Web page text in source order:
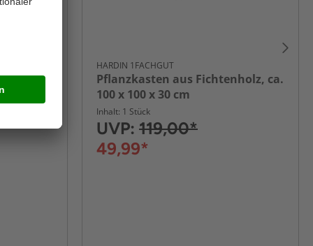
ca.
HARDIN 1FACHGUT
Pflanzkasten aus Fichtenholz, ca.
100 x 100 x 30 cm
Inhalt: 1 Stück
UVP: 119,00*
49,99*